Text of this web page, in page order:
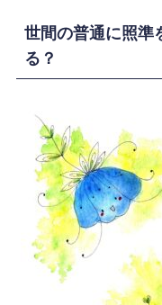
世間の普通に照準
る？